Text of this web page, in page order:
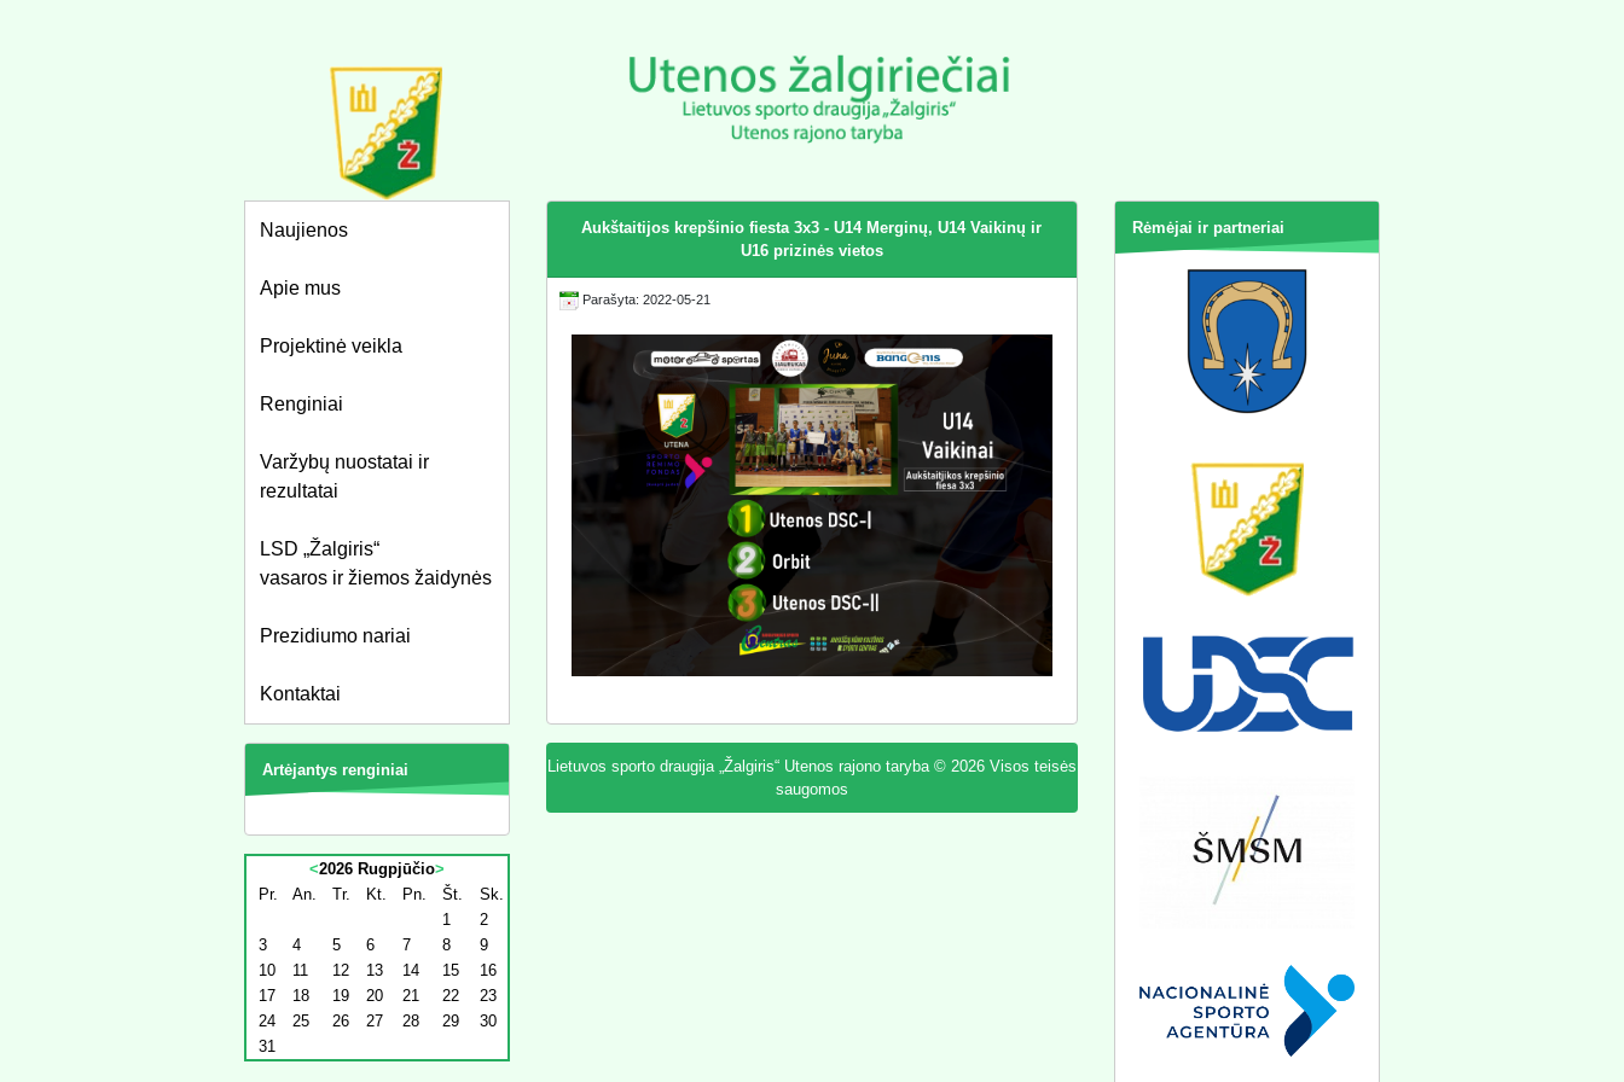
Naujienos
Apie mus
Projektinė veikla
Renginiai
Varžybų nuostatai ir
rezultatai
LSD „Žalgiris“
vasaros ir žiemos žaidynės
Prezidiumo nariai
Kontaktai
Artėjantys renginiai
<2026 Rugpjūčio>
Pr.
An. Tr. Kt. Pn. Št.
Sk.
1
2
3
4 5 6 7 8
9
10
11 12 13 14 15
16
17
18 19 20 21 22
23
24
25 26 27 28 29
30
31
Aukštaitijos krepšinio fiesta 3x3 - U14 Merginų, U14 Vaikinų ir
U16 prizinės vietos
Parašyta: 2022-05-21
Lietuvos sporto draugija „Žalgiris“ Utenos rajono taryba © 2026 Visos teisės
saugomos
Rėmėjai ir partneriai